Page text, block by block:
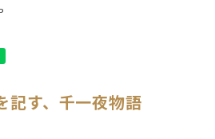
記す、千一夜物語